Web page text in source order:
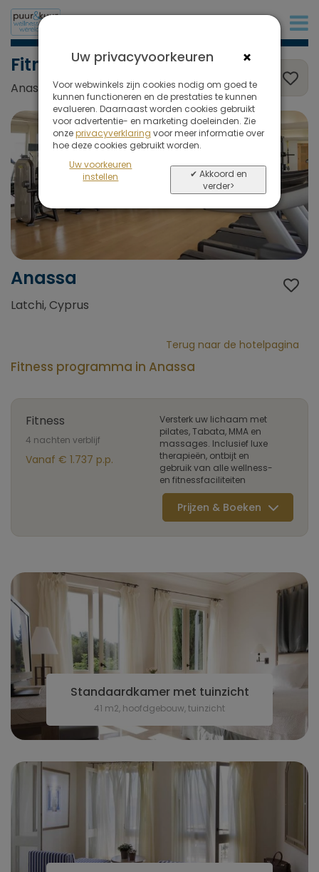
Fitness
Anassa, Latchi, Cyprus
Anassa
Latchi, Cyprus
Terug naar de hotelpagina
Fitness programma in Anassa
Fitness
4 nachten verblijf
Vanaf € 1.737 p.p.
Versterk uw lichaam met
pilates, Tabata, MMA en
massages. Inclusief luxe
therapieën, ontbijt en
gebruik van alle wellness-
en fitnessfaciliteiten
Prijzen & Boeken
Standaardkamer met tuinzicht
41 m2, hoofdgebouw, tuinzicht
×
Uw privacyvoorkeuren
Voor webwinkels zijn cookies nodig om goed te
kunnen functioneren en de prestaties te kunnen
evalueren. Daarnaast worden cookies gebruikt
voor advertentie- en marketing doeleinden. Zie
onzeprivacyverklaring voor meer informatie over
hoe deze cookies gebruikt worden.
Uw voorkeuren
instellen
✔ Akkoord en
verder>